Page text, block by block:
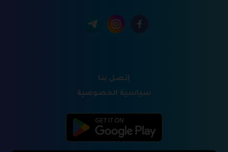
إتصل بنا
سياسية الخصوصية